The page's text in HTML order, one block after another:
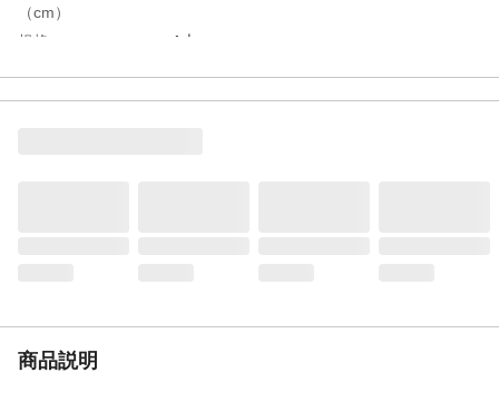
（cm）
規格
1本
特徴
●力が加わるとバックルが外れる安心仕様●
耐熱／耐冷温度
商品説明